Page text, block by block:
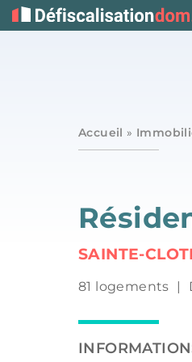
Accueil »
SAINTE-
81 logements |